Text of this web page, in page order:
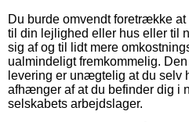
Du burde omvendt foretrække
til din lejlighed eller hus eller til
sig af og til lidt mere
ualmindeligt fremkommelig.
levering er unægtelig at du selv
afhænger af at du befinder dig i
selskabets arbejdslager.